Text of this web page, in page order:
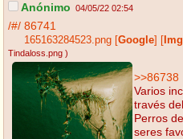
Anónimo 04/05/22 02:54
/#/ 86741
165163284523.png Google
Tindaloss.png )
>>86738
Varios
través
Perros
seres